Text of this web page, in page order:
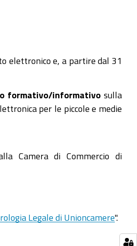
elettronico e, a partire dal 31
formativo/informativosulla
per le piccole e medie
Camera di Commercio di
Legale di Unioncamere".